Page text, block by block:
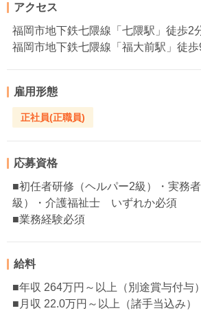
アクセス
福岡市地下鉄七隈線「七隈駅」徒歩2
福岡市地下鉄七隈線「福大前駅」徒歩
雇用形態
正社員(正職員)
応募資格
■初任者研修（ヘルパー2級）・実務
級）・介護福祉士 いずれか必須
■業務経験必須
給料
■年収 264万円～以上（別途賞与付与）
■月収 22.0万円～以上（諸手当込み）